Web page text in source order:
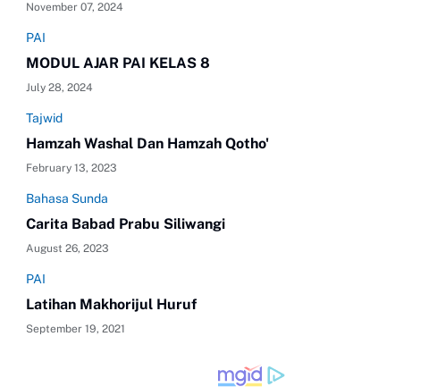
November 07, 2024
PAI
MODUL AJAR PAI KELAS 8
July 28, 2024
Tajwid
Hamzah Washal Dan Hamzah Qotho'
February 13, 2023
Bahasa Sunda
Carita Babad Prabu Siliwangi
August 26, 2023
PAI
Latihan Makhorijul Huruf
September 19, 2021